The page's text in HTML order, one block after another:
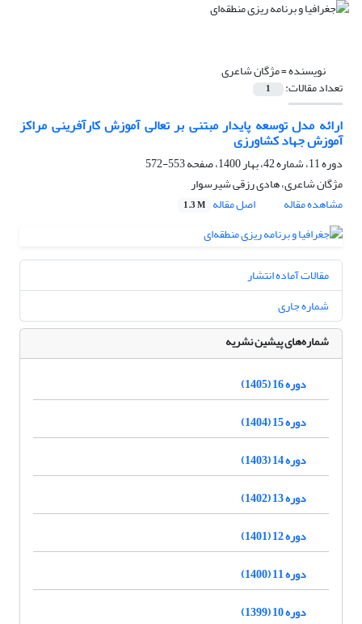
نویسنده =مژگان شاعری
تعداد مقالات: 1
ارائه مدل توسعه پایدار مبتنی بر تعالی آموزش کارآفرینی مراکز
آموزش جهاد کشاورزی
دوره 11، شماره 42، بهار 1400، صفحه
553-572
مژگان شاعری، هادی رزقی شیرسوار
مشاهده مقاله
اصل مقاله 1.3 M
مقالات آماده انتشار
شماره جاری
شماره‌های پیشین نشریه
دوره 16 (1405)
دوره 15 (1404)
دوره 14 (1403)
دوره 13 (1402)
دوره 12 (1401)
دوره 11 (1400)
دوره 10 (1399)